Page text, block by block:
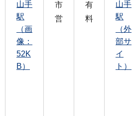
山手
駅
（画
像：
52K
B）
市
営
有
料
山手
駅
（外
部サ
イ
ト）